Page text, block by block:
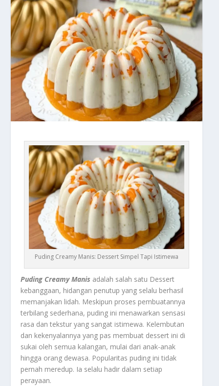
Puding Creamy Manis: Dessert Simpel Tapi Istimewa
Puding Creamy Manis adalah salah satu Dessert
kebanggaan, hidangan penutup yang selalu berhasil
memanjakan lidah. Meskipun proses pembuatannya
terbilang sederhana, puding ini menawarkan sensasi
rasa dan tekstur yang sangat istimewa. Kelembutan
dan kekenyalannya yang pas membuat dessert ini di
sukai oleh semua kalangan, mulai dari anak-anak
hingga orang dewasa. Popularitas puding ini tidak
pernah meredup. Ia selalu hadir dalam setiap
perayaan.